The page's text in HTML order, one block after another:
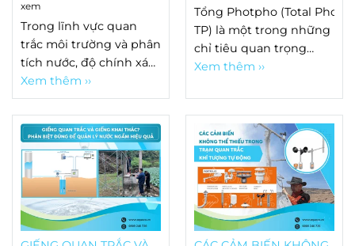
NGUYÊN NHÂN, DẤU
HIỆU VÀ CÁCH KHẮC
PHỤC
xem
Trong lĩnh vực quan
trắc môi trường và phân
tích nước, độ chính xác
của thiết bị quyết định
trực tiếp đến chất
lượng dữ liệu. Tuy
nhiên, sau một thời
gian vận hành, không ít
hệ thống bắt đầu xuất
hiện hiện tượng kết
quả đo thay đổi dù mẫu
phân tích gần như
Xem thêm ››
Tổng Photpho (Total
TP) là một trong những
chỉ tiêu quan trọng
trong quan trắc nước
quy trình xử lý nước.
với Orthophosphate chỉ
phản ánh
dạng photpho hòa tan
dễ phản ứng, TP bao
gồm toàn bộ các
dạng photpho vô cơ và
Xem thêm ››